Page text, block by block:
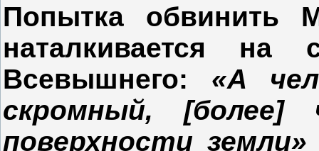
Попытка обвинить
наталкивается на
Всевышнего: «А
скромный,
поверхности